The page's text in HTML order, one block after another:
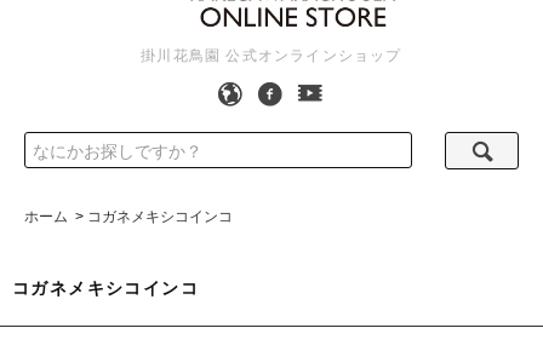
掛川花鳥園 公式オンラインショップ
ホーム > コガネメキシコインコ
コガネメキシコインコ